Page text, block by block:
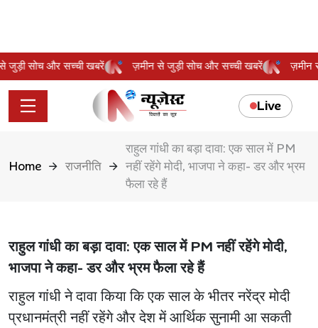
से जुड़ी सोच और सच्ची खबरें ज़मीन से जुड़ी सोच और सच्ची खबरें
Live
Home राजनीति
राहुल गांधी का बड़ा दावा: एक साल में PM
नहीं रहेंगे मोदी, भाजपा ने कहा- डर और भ्रम
फैला रहे हैं
राहुल गांधी का बड़ा दावा: एक साल में PM नहीं रहेंगे मोदी,
भाजपा ने कहा- डर और भ्रम फैला रहे हैं
राहुल गांधी ने दावा किया कि एक साल के भीतर नरेंद्र मोदी
प्रधानमंत्री नहीं रहेंगे और देश में आर्थिक सुनामी आ सकती